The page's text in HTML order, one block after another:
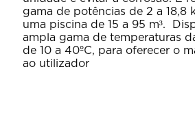
gama de potências de 2 a 18,8
uma piscina de 15 a 95 m³.
ampla gama de temperaturas
de 10 a 40ºC, para oferecer o
ao utilizador